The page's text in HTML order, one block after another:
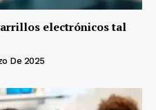
electrónicos tal
De 2025